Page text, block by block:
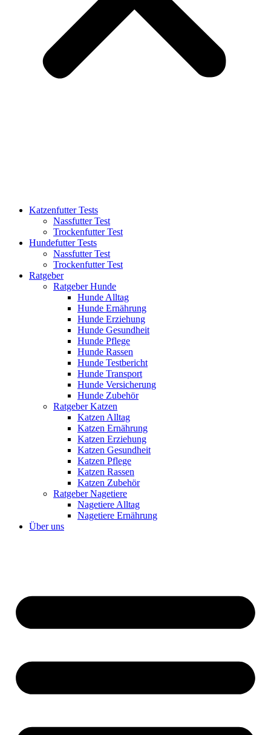
Katzenfutter Tests
Nassfutter Test
Trockenfutter Test
Hundefutter Tests
Nassfutter Test
Trockenfutter Test
Ratgeber
Ratgeber Hunde
Hunde Alltag
Hunde Ernährung
Hunde Erziehung
Hunde Gesundheit
Hunde Pflege
Hunde Rassen
Hunde Testbericht
Hunde Transport
Hunde Versicherung
Hunde Zubehör
Ratgeber Katzen
Katzen Alltag
Katzen Ernährung
Katzen Erziehung
Katzen Gesundheit
Katzen Pflege
Katzen Rassen
Katzen Zubehör
Ratgeber Nagetiere
Nagetiere Alltag
Nagetiere Ernährung
Über uns